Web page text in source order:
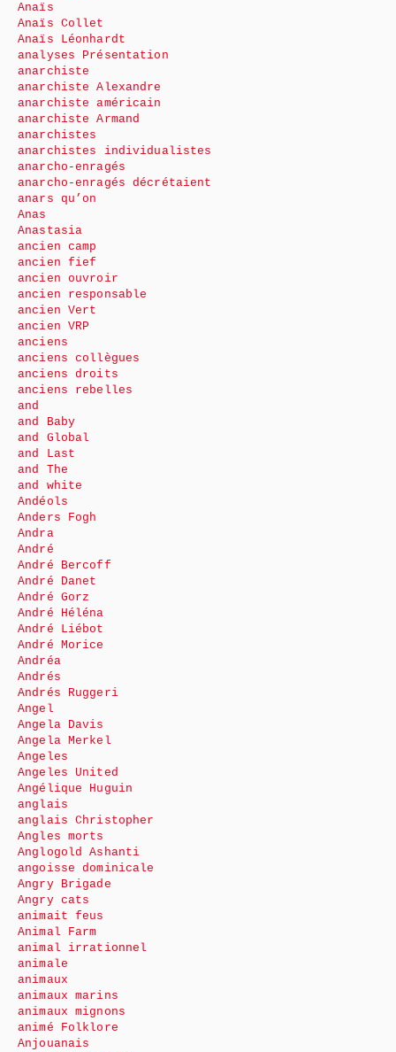
Anaïs
Anaïs Collet
Anaïs Léonhardt
analyses Présentation
anarchiste
anarchiste Alexandre
anarchiste américain
anarchiste Armand
anarchistes
anarchistes individualistes
anarcho-enragés
anarcho-enragés décrétaient
anars qu’on
Anas
Anastasia
ancien camp
ancien fief
ancien ouvroir
ancien responsable
ancien Vert
ancien VRP
anciens
anciens collègues
anciens droits
anciens rebelles
and
and Baby
and Global
and Last
and The
and white
Andéols
Anders Fogh
Andra
André
André Bercoff
André Danet
André Gorz
André Héléna
André Liébot
André Morice
Andréa
Andrés
Andrés Ruggeri
Angel
Angela Davis
Angela Merkel
Angeles
Angeles United
Angélique Huguin
anglais
anglais Christopher
Angles morts
Anglogold Ashanti
angoisse dominicale
Angry Brigade
Angry cats
animait feus
Animal Farm
animal irrationnel
animale
animaux
animaux marins
animaux mignons
animé Folklore
Anjouanais